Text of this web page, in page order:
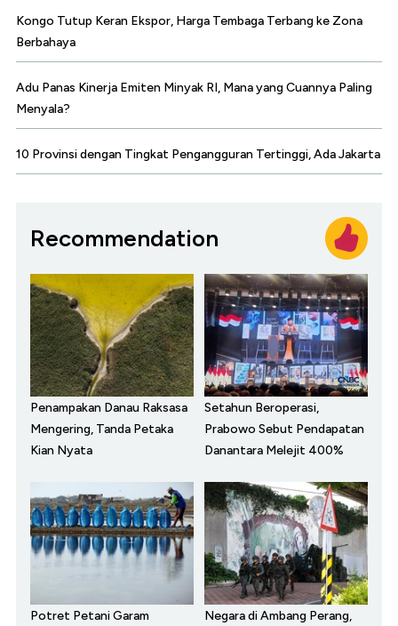
Kongo Tutup Keran Ekspor, Harga Tembaga Terbang ke Zona
Berbahaya
Adu Panas Kinerja Emiten Minyak RI, Mana yang Cuannya Paling
Menyala?
10 Provinsi dengan Tingkat Pengangguran Tertinggi, Ada Jakarta
Recommendation
Penampakan Danau Raksasa
Mengering, Tanda Petaka
Kian Nyata
Setahun Beroperasi,
Prabowo Sebut Pendapatan
Danantara Melejit 400%
Potret Petani Garam
Negara di Ambang Perang,